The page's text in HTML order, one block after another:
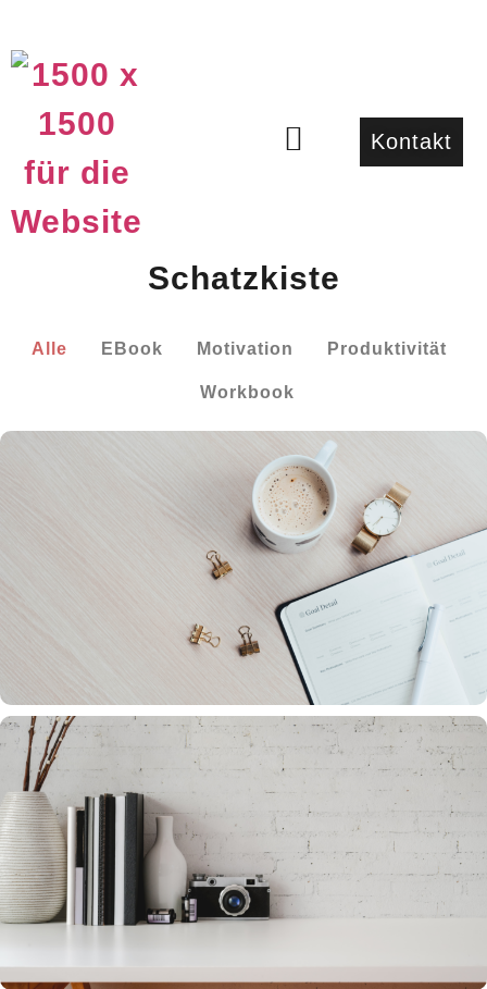
Kontakt
Schatzkiste
Alle EBook Motivation Produktivität
Workbook